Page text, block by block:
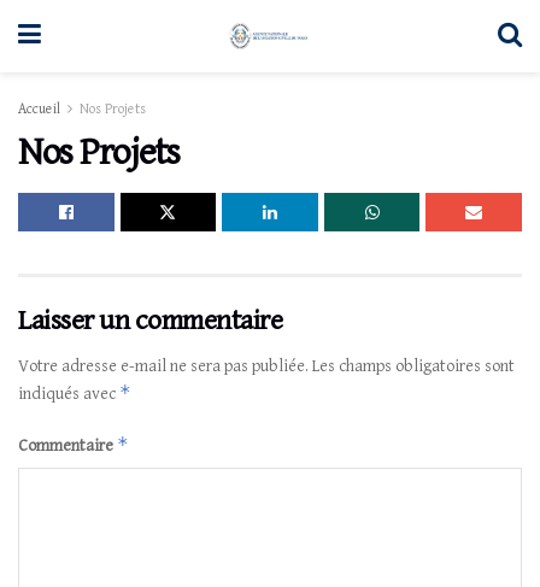
Accueil Nos Projets
Nos Projets
Laisser un commentaire
Votre adresse e-mail ne sera pas publiée. Les champs obligatoires sont
indiqués avec *
Commentaire *